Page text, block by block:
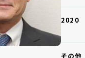
2020
その他